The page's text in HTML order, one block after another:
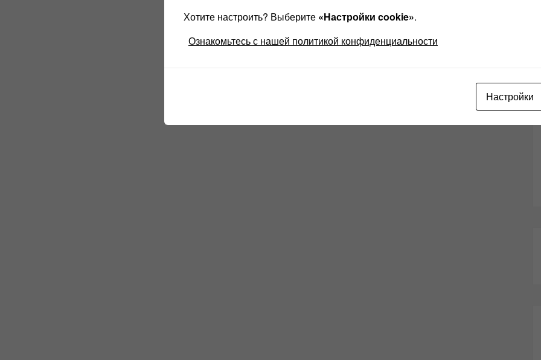
Хотите настроить? Выберите «Настройки cookie».
Ознакомьтесь с нашей политикой конфиденциальности
Настройки